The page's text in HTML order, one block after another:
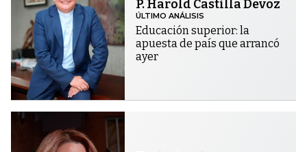
P. Harold Castilla Devoz
ÚLTIMO ANÁLISIS
Educación superior: la
apuesta de país que arrancó
ayer